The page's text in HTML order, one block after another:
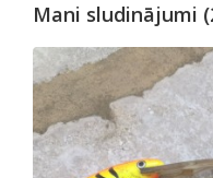
Mani sludinājumi